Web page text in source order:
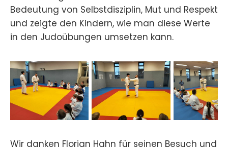
Bedeutung von Selbstdisziplin, Mut und Respekt
und zeigte den Kindern, wie man diese Werte
in den Judoübungen umsetzen kann.
Wir danken Florian Hahn für seinen Besuch und